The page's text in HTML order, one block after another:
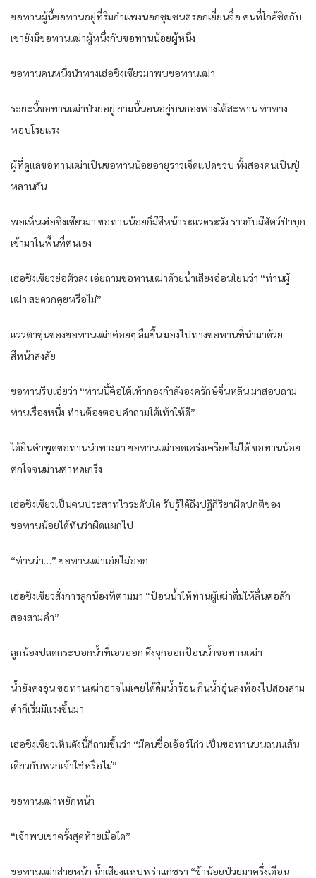
ขอทานผู้นี้ขอทานอยู่ที่ริมกำแพงนอกชุมชนตรอกเยี่ยนจื่อ คนที่ใกล้ชิดกับ
เขายังมีขอทานเฒ่าผู้หนึ่งกับขอทานน้อยผู้หนึ่ง
ขอทานคนหนึ่งนำทางเฮ่อชิงเซียวมาพบขอทานเฒ่า
ระยะนี้ขอทานเฒ่าป่วยอยู่ ยามนี้นอนอยู่บนกองฟางใต้สะพาน ท่าทาง
หอบโรยแรง
ผู้ที่ดูแลขอทานเฒ่าเป็นขอทานน้อยอายุราวเจ็ดแปดขวบ ทั้งสองคนเป็นปู่
หลานกัน
พอเห็นเฮ่อชิงเซียวมา ขอทานน้อยก็มีสีหน้าระแวดระวัง ราวกับมีสัตว์ป่าบุก
เข้ามาในพื้นที่ตนเอง
เฮ่อชิงเซียวย่อตัวลง เอ่ยถามขอทานเฒ่าด้วยน้ำเสียงอ่อนโยนว่า “ท่านผู้
เฒ่า สะดวกคุยหรือไม่”
แววตาขุ่นของขอทานเฒ่าค่อยๆ ลืมขึ้น มองไปทางขอทานที่นำมาด้วย
สีหน้าสงสัย
ขอทานรีบเอ่ยว่า “ท่านนี้คือใต้เท้ากองกำลังองครักษ์จิ่นหลิน มาสอบถาม
ท่านเรื่องหนึ่ง ท่านต้องตอบคำถามใต้เท้าให้ดี”
ได้ยินคำพูดขอทานนำทางมา ขอทานเฒ่าอดเคร่งเครียดไม่ได้ ขอทานน้อย
ตกใจจนม่านตาหดเกร็ง
เฮ่อชิงเซียวเป็นคนประสาทไวระดับใด รับรู้ได้ถึงปฏิกิริยาผิดปกติของ
ขอทานน้อยได้ทันว่าผิดแผกไป
“ท่านว่า…” ขอทานเฒ่าเอ่ยไม่ออก
เฮ่อชิงเซียวสั่งการลูกน้องที่ตามมา “ป้อนน้ำให้ท่านผู้เฒ่าดื่มให้ลื่นคอสัก
สองสามคำ”
ลูกน้องปลดกระบอกน้ำที่เอวออก ดึงจุกออกป้อนน้ำขอทานเฒ่า
น้ำยังคงอุ่น ขอทานเฒ่าอาจไม่เคยได้ดื่มน้ำร้อน กินน้ำอุ่นลงท้องไปสองสาม
คำก็เริ่มมีแรงขึ้นมา
เฮ่อชิงเซียวเห็นดังนี้ก็ถามขึ้นว่า “มีคนชื่อเอ้อร์โก่ว เป็นขอทานบนถนนเส้น
เดียวกับพวกเจ้าใช่หรือไม่”
ขอทานเฒ่าพยักหน้า
“เจ้าพบเขาครั้งสุดท้ายเมื่อใด”
ขอทานเฒ่าส่ายหน้า น้ำเสียงแหบพร่าแก่ชรา “ข้าน้อยป่วยมาครึ่งเดือน